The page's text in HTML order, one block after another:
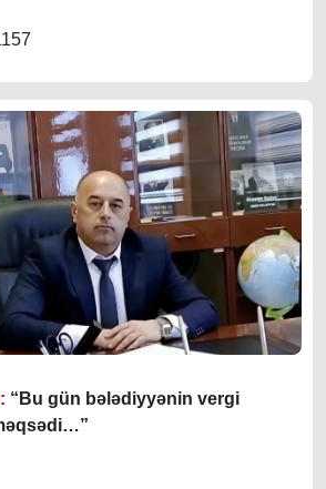
“Bu gün bələdiyyənin vergi